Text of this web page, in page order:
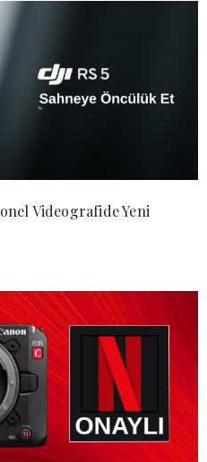
Videografide Yeni